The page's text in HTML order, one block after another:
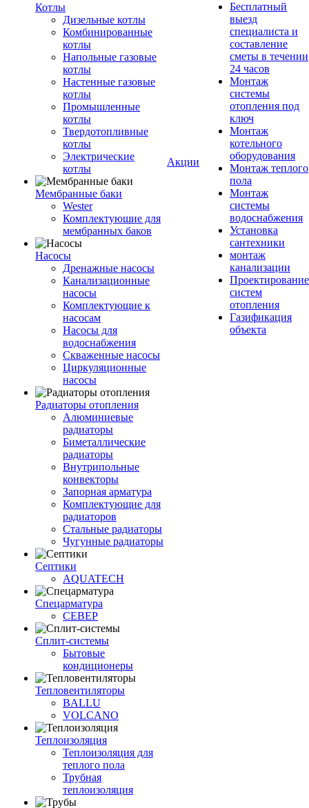
Котлы
Дизельные котлы
Комбинированные
котлы
Напольные газовые
котлы
Настенные газовые
котлы
Промышленные
котлы
Твердотопливные
котлы
Электрические
котлы
Мембранные баки
Wester
Комплектуюшие для
мембранных баков
Насосы
Дренажные насосы
Канализационные
насосы
Комплектующие к
насосам
Насосы для
водоснабжения
Скваженные насосы
Циркуляционные
насосы
Радиаторы отопления
Алюминиевые
радиаторы
Биметаллические
радиаторы
Внутрипольные
конвекторы
Запорная арматура
Комплектующие для
радиаторов
Стальные радиаторы
Чугунные радиаторы
Септики
AQUATECH
Спецарматура
СЕВЕР
Сплит-системы
Бытовые
кондиционеры
Тепловентиляторы
BALLU
VOLCANO
Теплоизоляция
Теплоизоляция для
теплого пола
Трубная
теплоизоляция
Акции
Бесплатный
выезд
специалиста и
составление
сметы в течении
24 часов
Монтаж
системы
отопления под
ключ
Монтаж
котельного
оборудования
Монтаж теплого
пола
Монтаж
системы
водоснабжения
Установка
сантехники
монтаж
канализации
Проектирование
систем
отопления
Газификация
объекта